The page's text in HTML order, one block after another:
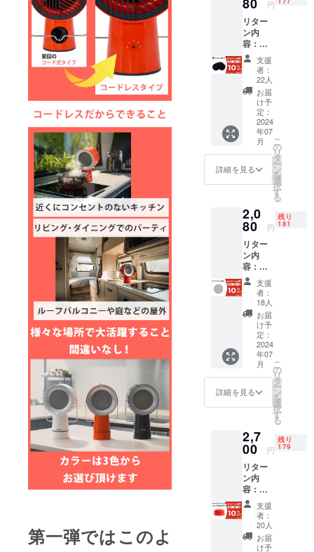
第一弾ではこのよ
ご了承
頂いた
上でご
支援頂
けます
様お願
い致し
ます。
2024年
08月か
らオン
ライン
ショッ
プなど
般販売
開始予
上した
場合、
正規販
売価格
が販売
予定価
格より
下がる
可能性
もござ
いま
す。 ※
品が発
生する
ます。
ご了承
頂いた
上でご
支援頂
けます
様お願
い致し
ます。
2024年
08月か
らオン
ライン
ショッ
プなど
般販売
開始予
※ご注文
状況、
使用部
材の供
給状
況、製
造工程
上の都
合など
により
出荷時
期が遅
れる場
合がご
ざいま
により
量産効
上した
場合、
正規販
売価格
が販売
予定価
格より
下がる
可能性
もござ
いま
す。 ※
品が発
生する
ます。
ご了承
頂いた
上でご
支援頂
けます
様お願
い致し
ます。
2024年
1.95kg
・カー
トンサ
イズ：
20.0*26
.0*37.0
cm 一般
予定販
売価
額：
119,940
円 ※本
リター
ンの価
格は
となり
ます。
※ご注文
状況、
使用部
材の供
給状
況、製
造工程
上の都
合など
により
出荷時
期が遅
れる場
合がご
ざいま
により
量産効
上した
場合、
正規販
売価格
が販売
予定価
格より
下がる
円
リター
ン内
容：炭
フィル
ター×1
セット
一般予
定販売
価額：
2,280円
※本リ
ターン
の価格
は税・
送料込
みの金
りま
す。 ※
ご注文
状況、
使用部
材の供
給状
況、製
造工程
上の都
合など
により
出荷時
期が遅
れる場
合がご
ざいま
により
量産効
率が向
上した
場合、
正規販
売価格
が販売
予定価
格より
下がる
支援
者：
22人
お届
け予
定：
2024
年07
月
詳細を見る
こ
の
リ
タ
ー
ン
を
選
択
す
る
2,0
80 円
残り
181
リター
ン内
容：オ
イル
フィル
ター×1
セット
一般予
定販売
価額：
2,280円
※本リ
ターン
の価格
は税・
送料込
額とな
りま
す。 ※
ご注文
状況、
使用部
材の供
給状
況、製
造工程
上の都
支援
者：
18人
お届
け予
定：
2024
年07
月
詳細を見る
こ
の
リ
タ
ー
ン
を
選
択
す
る
2,7
00 円
残り
179
リター
ン内
容：
ベース
ブース
ト【3色
からお
選び頂
支援
者：
20人
お届
け予